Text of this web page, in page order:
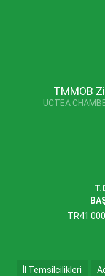
TMMOB
UCTEA
TR41
İl Temsilcilikleri